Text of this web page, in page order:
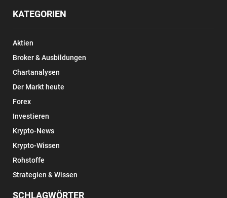
KATEGORIEN
Aktien
Broker & Ausbildungen
Chartanalysen
Der Markt heute
Forex
Investieren
Krypto-News
Krypto-Wissen
Rohstoffe
Strategien & Wissen
SCHLAGWÖRTER